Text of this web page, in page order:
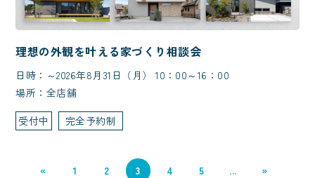
理想の外観を叶える家づくり相談会
日時：～2026年8月31日（月） 10：00～16：00
場所：全店舗
受付中
完全予約制
« 1 2 3 4 5 ... »